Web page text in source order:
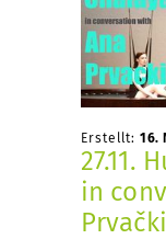
Erstellt: 16.
27.11.
in
Prvački